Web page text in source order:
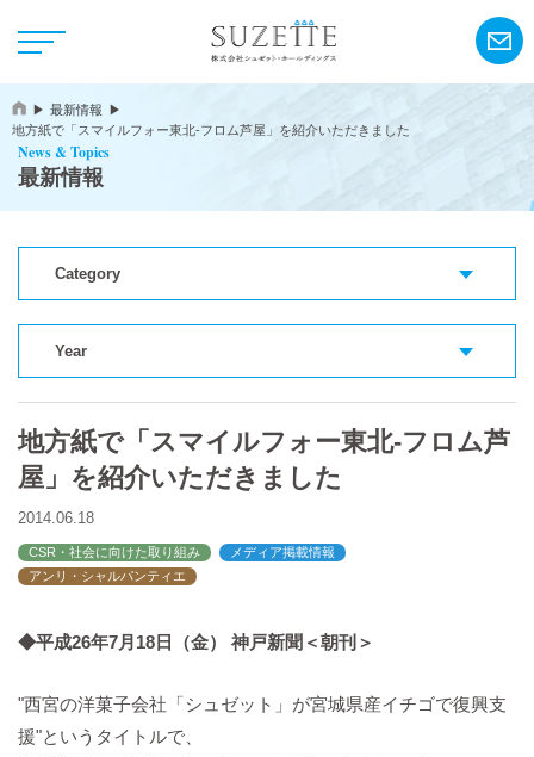
NEWS
CSR
アンリ・シャルパンティエ
シーキューブ
カサネオ
バックハウスイリエ
プライバシーポリシー
サイトマップ
最新情報
地方紙で「スマイルフォー東北‐フロム芦屋」を紹介いただきました
News & Topics
最新情報
Category
Year
地方紙で「スマイルフォー東北‐フロム芦
屋」を紹介いただきました
2014.06.18
CSR・社会に向けた取り組み
メディア掲載情報
アンリ・シャルパンティエ
◆平成26年7月18日（金） 神戸新聞＜朝刊＞
"西宮の洋菓子会社「シュゼット」が宮城県産イチゴで復興支
援"というタイトルで、